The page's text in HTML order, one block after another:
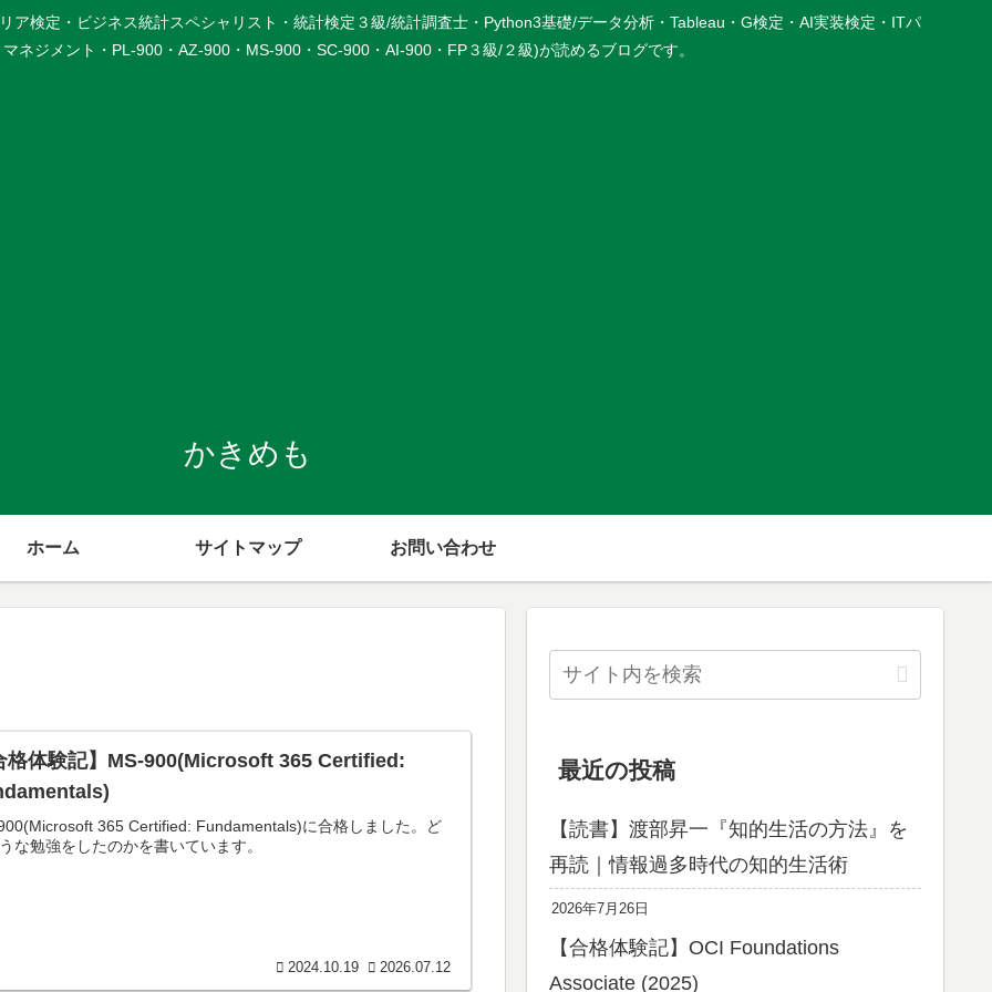
ア検定・ビジネス統計スペシャリスト・統計検定３級/統計調査士・Python3基礎/データ分析・Tableau・G検定・AI実装検定・ITパ
ネジメント・PL-900・AZ-900・MS-900・SC-900・AI-900・FP３級/２級)が読めるブログです。
かきめも
ホーム サイトマップ お問い合わせ
格体験記】MS-900(Microsoft 365 Certified:
365 Certified: Fundamentals)に合格しました。ど
な勉強をしたのかを書いています。
2024.10.19 2026.07.12
最近の投稿
【読書】渡部昇一『知的生活の方法』を
再読｜情報過多時代の知的生活術
2026年7月26日
【合格体験記】OCI Foundations
Associate (2025)